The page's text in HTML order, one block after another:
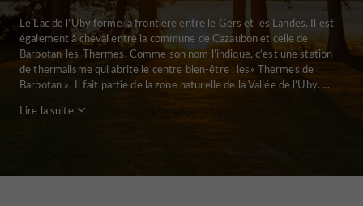
Le Lac de l’Uby forme la frontière entre le Gers et les Landes. Il est
également à cheval entre la commune de Cazaubon et celle de
Barbotan-les-Thermes. Comme son nom l’indique, c’est une station
de thermalisme qui abrite le centre bien-être : les« Thermes de
Barbotan ». Il fait partie de la zone naturelle de la Vallée de l’Uby. ...
Lire la suite